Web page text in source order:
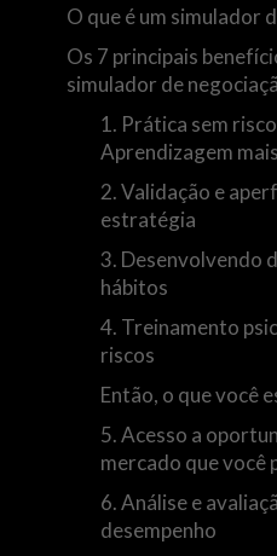
O que é um simulador
Os 7 principais
simulador de
1. Prática sem
Aprendizagem
2. Validação e
estratégia
3. Desenvolvendo
hábitos
4. Treinamento
riscos
Então, o que você
5. Acesso a
mercado que você
6. Análise e
desempenho